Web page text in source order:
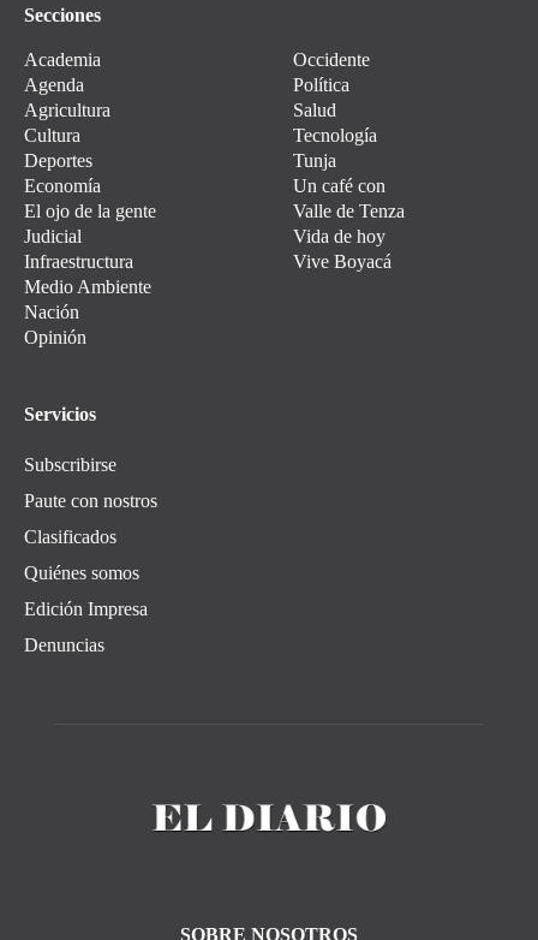
Secciones
Academia
Agenda
Agricultura
Cultura
Deportes
Economía
El ojo de la gente
Judicial
Infraestructura
Medio Ambiente
Nación
Opinión
Occidente
Política
Salud
Tecnología
Tunja
Un café con
Valle de Tenza
Vida de hoy
Vive Boyacá
Servicios
Subscribirse
Paute con nostros
Clasificados
Quiénes somos
Edición Impresa
Denuncias
SOBRE NOSOTROS